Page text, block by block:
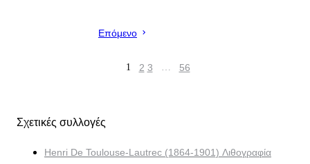
Επόμενο
1 2 3 … 56
Σχετικές συλλογές
Henri De Toulouse-Lautrec (1864-1901) Λιθογραφία